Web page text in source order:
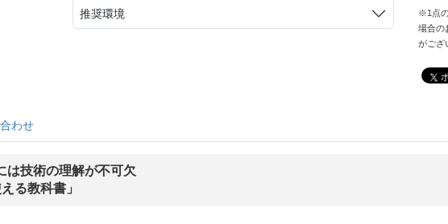
推奨環境
※1点
場合の
がござ
わせ
は技術の理解が不可欠
る教科書」